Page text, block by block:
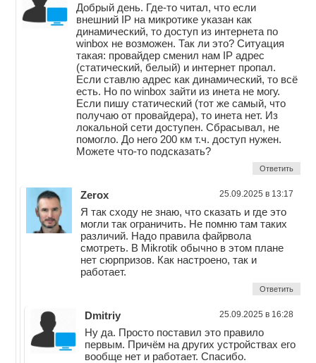
Добрый день. Где-то читал, что если
внешний IP на микротике указан как
динамический, то доступ из интернета по
winbox не возможен. Так ли это? Ситуация
такая: провайдер сменил нам IP адрес
(статический, белый) и интернет пропал.
Если ставлю адрес как динамический, то всё
есть. Но по winbox зайти из инета не могу.
Если пишу статический (тот же самый, что
получаю от провайдера), то инета нет. Из
локальной сети доступен. Сбрасывал, не
помогло. До него 200 км т.ч. доступ нужен.
Можете что-то подсказать?
Ответить
Zerox 25.09.2025 в 13:17
Я так сходу не знаю, что сказать и где это
могли так ограничить. Не помню там таких
различий. Надо правила файрвола
смотреть. В Mikrotik обычно в этом плане
нет сюрпризов. Как настроено, так и
работает.
Ответить
Dmitriy 25.09.2025 в 16:28
Ну да. Просто поставил это правило
первым. Причём на других устройствах его
вообще нет и работает. Спасибо.